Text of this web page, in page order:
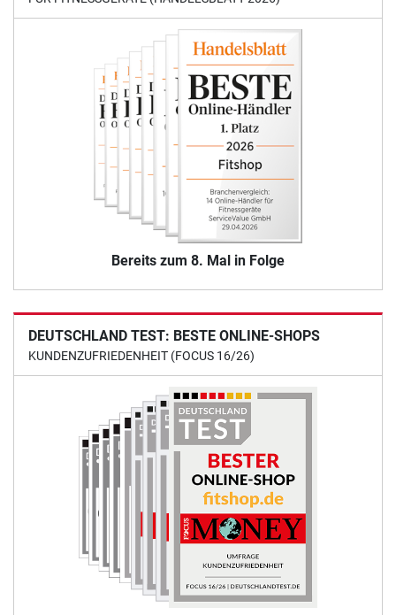
Bereits zum 8. Mal in Folge
DEUTSCHLAND TEST: BESTE ONLINE-SHOPS
KUNDENZUFRIEDENHEIT (FOCUS 16/26)